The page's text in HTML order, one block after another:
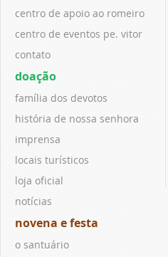
centro de apoio ao romeiro
centro de eventos pe. vitor
contato
doação
família dos devotos
história de nossa senhora
imprensa
locais turísticos
loja oficial
notícias
novena e festa
o santuário